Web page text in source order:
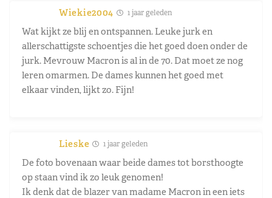
Wiekie2004 1 jaar geleden
Wat kijkt ze blij en ontspannen. Leuke jurk en
allerschattigste schoentjes die het goed doen onder de
jurk. Mevrouw Macron is al in de 70. Dat moet ze nog
leren omarmen. De dames kunnen het goed met
elkaar vinden, lijkt zo. Fijn!
Lieske 1 jaar geleden
De foto bovenaan waar beide dames tot borsthoogte
op staan vind ik zo leuk genomen!
Ik denk dat de blazer van madame Macron in een iets